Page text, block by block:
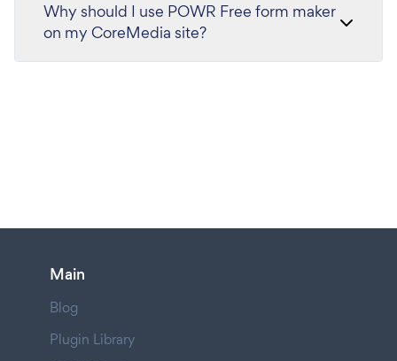
Why should I use POWR Free form maker
on my CoreMedia site?
Main
Blog
Plugin Library